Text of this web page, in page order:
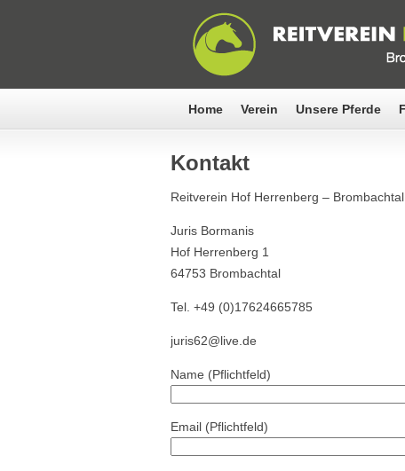
Home Verein Unsere Pferde
Kontakt
Reitverein Hof Herrenberg – Brombachtal
Juris Bormanis
Hof Herrenberg 1
64753 Brombachtal
Tel. +49 (0)17624665785
juris62@live.de
Name (Pflichtfeld)
Email (Pflichtfeld)